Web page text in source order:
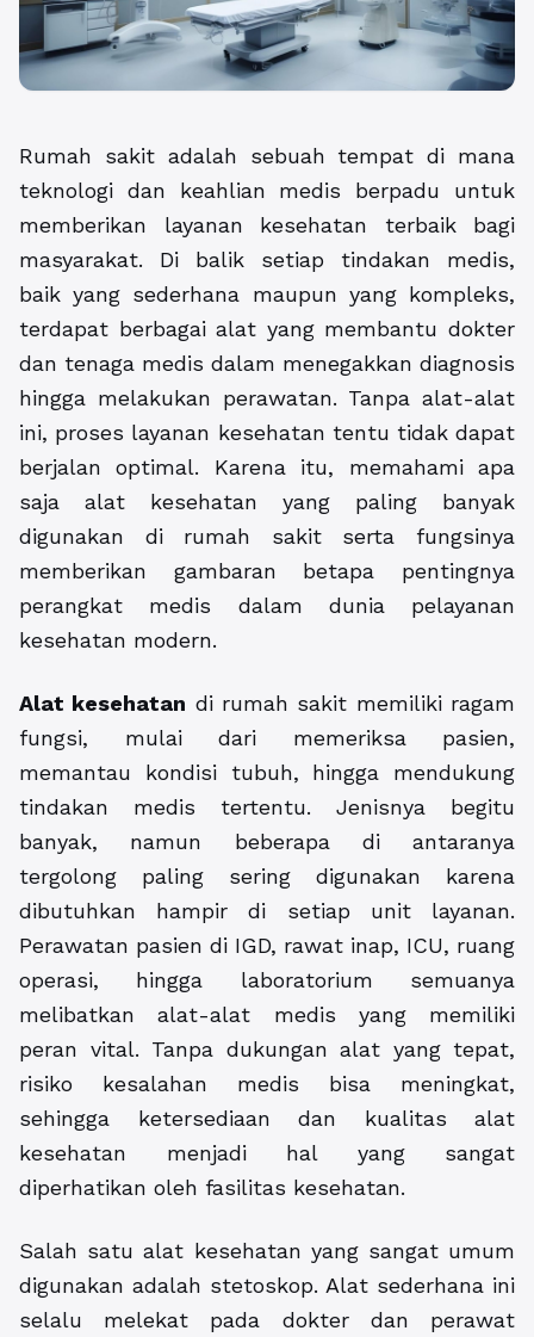
Rumah sakit adalah sebuah tempat di mana
teknologi dan keahlian medis berpadu untuk
memberikan layanan kesehatan terbaik bagi
masyarakat. Di balik setiap tindakan medis,
baik yang sederhana maupun yang kompleks,
terdapat berbagai alat yang membantu dokter
dan tenaga medis dalam menegakkan diagnosis
hingga melakukan perawatan. Tanpa alat-alat
ini, proses layanan kesehatan tentu tidak dapat
berjalan optimal. Karena itu, memahami apa
saja alat kesehatan yang paling banyak
digunakan di rumah sakit serta fungsinya
memberikan gambaran betapa pentingnya
perangkat medis dalam dunia pelayanan
kesehatan modern.
Alat kesehatan di rumah sakit memiliki ragam
fungsi, mulai dari memeriksa pasien,
memantau kondisi tubuh, hingga mendukung
tindakan medis tertentu. Jenisnya begitu
banyak, namun beberapa di antaranya
tergolong paling sering digunakan karena
dibutuhkan hampir di setiap unit layanan.
Perawatan pasien di IGD, rawat inap, ICU, ruang
operasi, hingga laboratorium semuanya
melibatkan alat-alat medis yang memiliki
peran vital. Tanpa dukungan alat yang tepat,
risiko kesalahan medis bisa meningkat,
sehingga ketersediaan dan kualitas alat
kesehatan menjadi hal yang sangat
diperhatikan oleh fasilitas kesehatan.
Salah satu alat kesehatan yang sangat umum
digunakan adalah stetoskop. Alat sederhana ini
selalu melekat pada dokter dan perawat